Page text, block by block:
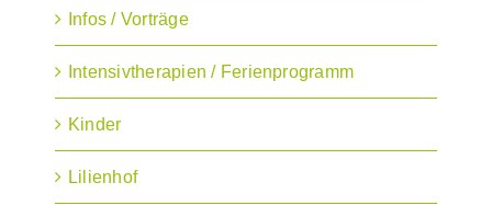
Infos / Vorträge
Intensivtherapien / Ferienprogramm
Kinder
Lilienhof